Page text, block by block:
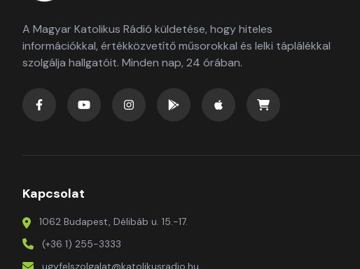
A Magyar Katolikus Rádió küldetése, hogy hiteles
információkkal, értékközvetítő műsorokkal és lelki táplálékkal
szolgálja hallgatóit. Minden nap, 24 órában.
Kapcsolat
1062 Budapest, Délibáb u. 15.-17.
(+36 1) 255-3333
ugyfelszolgalat@katolikusradio.hu